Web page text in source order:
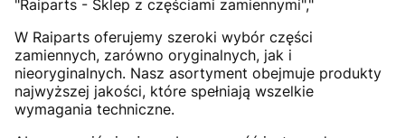
"Raiparts - Sklep z częściami zamiennymi","
W Raiparts oferujemy szeroki wybór części
zamiennych, zarówno oryginalnych, jak i
nieoryginalnych. Nasz asortyment obejmuje produkty
najwyższej jakości, które spełniają wszelkie
wymagania techniczne.